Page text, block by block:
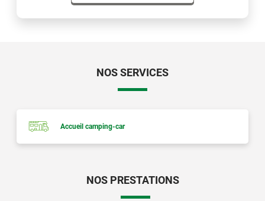
NOS SERVICES
Accueil camping-car
NOS PRESTATIONS